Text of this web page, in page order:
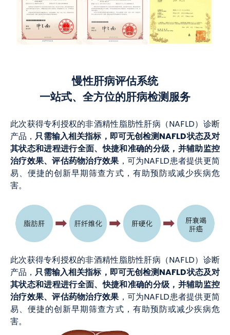
慢性肝病评估系统
一站式、全方位的肝病检测服务
此次获得专利授权的非酒精性脂肪性肝病（NAFLD）诊断
产品，只需输入相关指标，即可无创检测NAFLD状态及对
其状态和进程进行全面、快捷和准确的分级，并辅助监控
治疗效果、评估药物治疗效果 ，可为NAFLD患者提供更简
易、便捷的创新早期筛查方式，有助预防或减少疾病危
害。
此次获得专利授权的非酒精性脂肪性肝病（NAFLD）诊断
产品，只需输入相关指标，即可无创检测NAFLD状态及对
其状态和进程进行全面、快捷和准确的分级，并辅助监控
治疗效果、评估药物治疗效果 ，可为NAFLD患者提供更简
易、便捷的创新早期筛查方式，有助预防或减少疾病危
害。